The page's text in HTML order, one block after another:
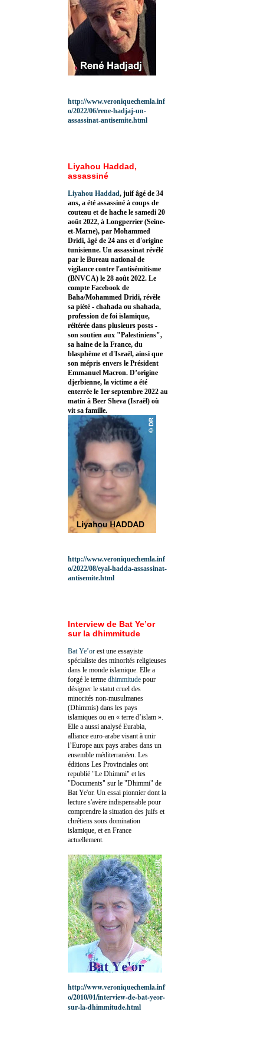
http://www.veroniquechemla.inf
o/2022/06/rene-hadjaj-un-
assassinat-antisemite.html
Liyahou Haddad,
assassiné
Liyahou Haddad, juif âgé de 34
ans, a été assassiné à coups de
couteau et de hache le samedi 20
août 2022, à Longperrier (Seine-
et-Marne), par Mohammed
Dridi, âgé de 24 ans et d'origine
tunisienne. Un assassinat révélé
par le Bureau national de
vigilance contre l'antisémitisme
(BNVCA) le 28 août 2022. Le
compte Facebook de
Baha/Mohammed Dridi, révèle
sa piété - chahada ou shahada,
profession de foi islamique,
réitérée dans plusieurs posts -
son soutien aux "Palestiniens",
sa haine de la France, du
blasphème et d'Israël, ainsi que
son mépris envers le Président
Emmanuel Macron. D’origine
djerbienne, la victime a été
enterrée le 1er septembre 2022 au
matin à Beer Sheva (Israël) où
vit sa famille.
http://www.veroniquechemla.inf
o/2022/08/eyal-hadda-assassinat-
antisemite.html
Interview de Bat Ye’or
sur la dhimmitude
Bat Ye’or est une essayiste
spécialiste des minorités religieuses
dans le monde islamique. Elle a
forgé le terme dhimmitude pour
désigner le statut cruel des
minorités non-musulmanes
(Dhimmis) dans les pays
islamiques ou en « terre d’islam ».
Elle a aussi analysé Eurabia,
alliance euro-arabe visant à unir
l’Europe aux pays arabes dans un
ensemble méditerranéen. Les
éditions Les Provinciales ont
republié "Le Dhimmi" et les
"Documents" sur le "Dhimmi" de
Bat Ye'or. Un essai pionnier dont la
lecture s'avère indispensable pour
comprendre la situation des juifs et
chrétiens sous domination
islamique, et en France
actuellement.
http://www.veroniquechemla.inf
o/2010/01/interview-de-bat-yeor-
sur-la-dhimmitude.html